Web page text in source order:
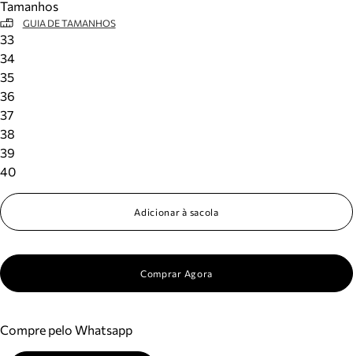
Tamanhos
GUIA DE TAMANHOS
33
34
35
36
37
38
39
40
Adicionar à sacola
Comprar Agora
Compre pelo Whatsapp